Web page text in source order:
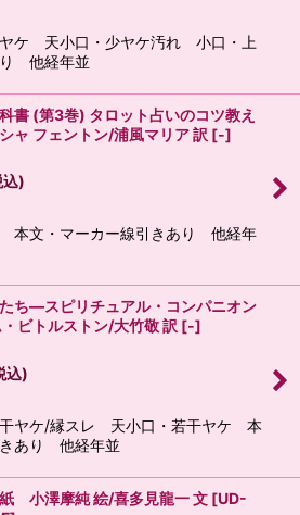
ヤケ 天小口・少ヤケ汚れ 小口・上
他経年並
書 (第3巻) タロット占いのコツ教え
ャ フェントン/浦風マリア 訳 [-]
込)
本文・マーカー線引きあり 他経年
ち―スピリチュアル・コンパニオン
ビトルストン/大竹敬 訳 [-]
込)
干ヤケ/縁スレ 天小口・若干ヤケ 本
あり 他経年並
小澤摩純 絵/喜多見龍一 文 [UD-